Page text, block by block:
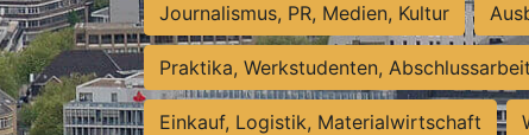
Journalismus, PR, Medien, Kultur
Praktika, Werkstudenten,
Einkauf, Logistik, Materialwirtschaft